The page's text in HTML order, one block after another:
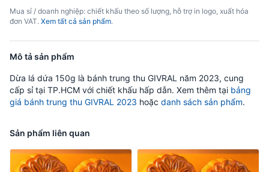
Mua sỉ / doanh nghiệp: chiết khấu theo số lượng, hỗ trợ in logo, xuất hóa
đơn VAT. Xem tất cả sản phẩm.
Mô tả sản phẩm
Dừa lá dứa 150g là bánh trung thu GIVRAL năm 2023, cung
cấp sỉ tại TP.HCM với chiết khấu hấp dẫn. Xem thêm tại bảng
giá bánh trung thu GIVRAL 2023 hoặc danh sách sản phẩm.
Sản phẩm liên quan